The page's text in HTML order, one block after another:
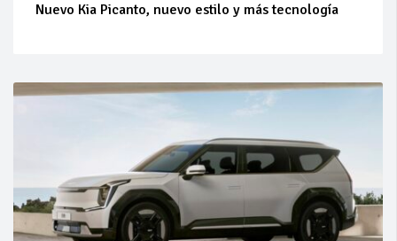
Nuevo Kia Picanto, nuevo estilo y más tecnología